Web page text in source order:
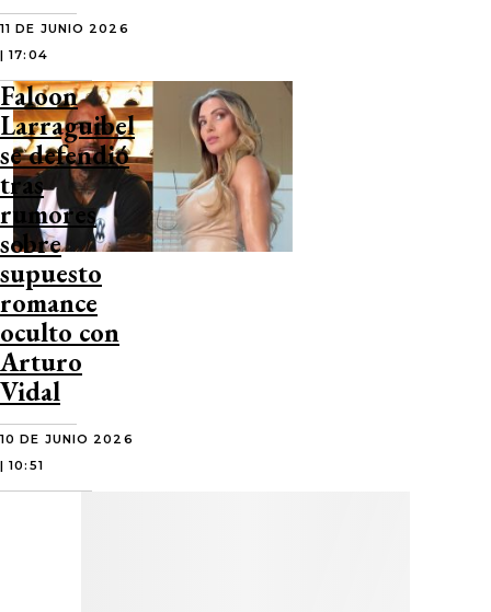
11 DE JUNIO 2026
| 17:04
Faloon
Larraguibel
se defendió
tras
rumores
sobre
supuesto
romance
oculto con
Arturo
Vidal
10 DE JUNIO 2026
| 10:51